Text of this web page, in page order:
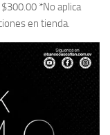
*No aplica
en tienda.